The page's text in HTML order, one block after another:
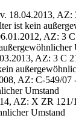
18.04.2013, AZ:
ist kein
AZ: 3
AZ: 3 C
AZ: C-549/07
Umstand
AZ: X ZR 121/
Umstand